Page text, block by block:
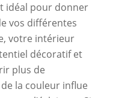
idéal pour donner
vos différentes
votre intérieur
décoratif et
plus de
la couleur influe